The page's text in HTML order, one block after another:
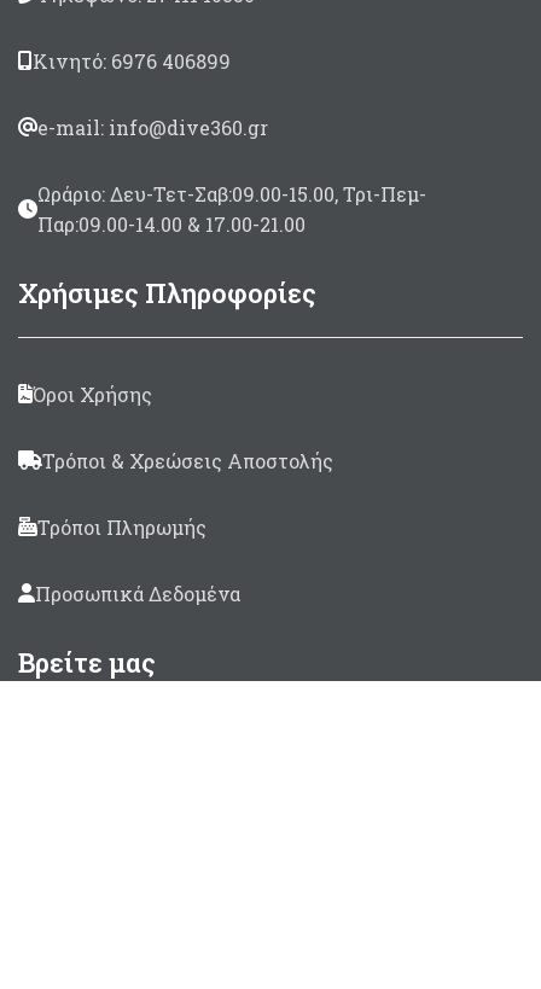
Κινητό: 6976 406899
e-mail: info@dive360.gr
Ωράριο: Δευ-Τετ-Σαβ:09.00-15.00, Τρι-Πεμ-
Παρ:09.00-14.00 & 17.00-21.00
Χρήσιμες Πληροφορίες
Όροι Χρήσης
Τρόποι & Χρεώσεις Αποστολής
Τρόποι Πληρωμής
Προσωπικά Δεδομένα
Βρείτε μας